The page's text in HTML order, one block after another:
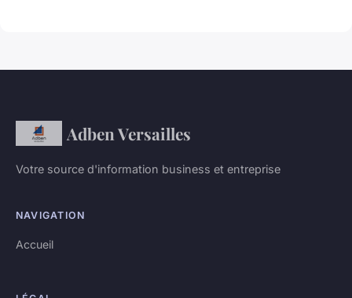
Adben Versailles
Votre source d'information business et entreprise
NAVIGATION
Accueil